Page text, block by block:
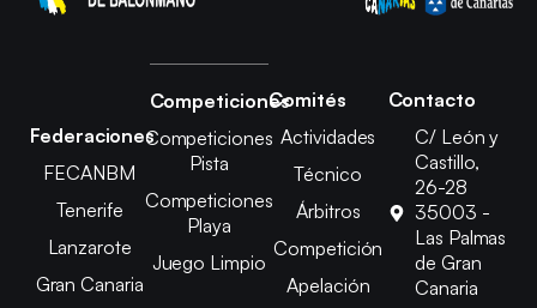
Federaciones
FECANBM
Tenerife
Lanzarote
Gran Canaria
Competiciones
Competiciones
Pista
Competiciones
Playa
Juego Limpio
Comités
Actividades
Técnico
Árbitros
Competición
Apelación
Contacto
C/ León y
Castillo,
26-28
35003 -
Las Palmas
de Gran
Canaria